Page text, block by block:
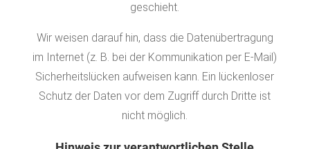
geschieht.
Wir weisen darauf hin, dass die Datenübertragung
im Internet (z. B. bei der Kommunikation per E-Mail)
Sicherheitslücken aufweisen kann. Ein lückenloser
Schutz der Daten vor dem Zugriff durch Dritte ist
nicht möglich.